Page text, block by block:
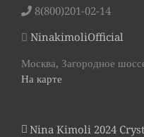
8(800)201-02-14
NinakimoliOfficial
Москва, Загородное
На карте
Nina Kimoli 2024